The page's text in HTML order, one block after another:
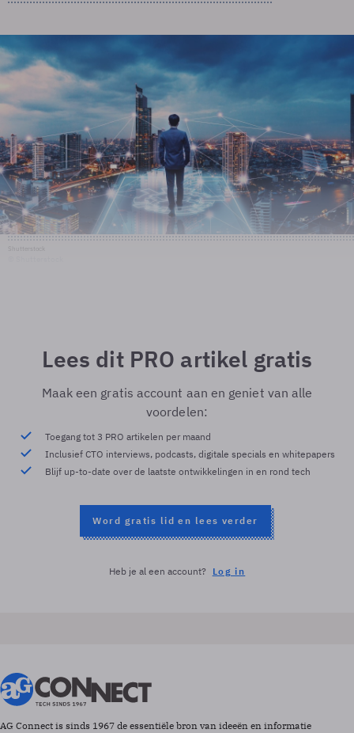
Lees dit PRO artikel gratis
Maak een gratis account aan en geniet van alle
voordelen:
Toegang tot 3 PRO artikelen per maand
Inclusief CTO interviews, podcasts, digitale specials en whitepapers
Blijf up-to-date over de laatste ontwikkelingen in en rond tech
Word gratis lid en lees verder
Heb je al een account? Log in
AG Connect is sinds 1967 de essentiële bron van ideeën en informatie